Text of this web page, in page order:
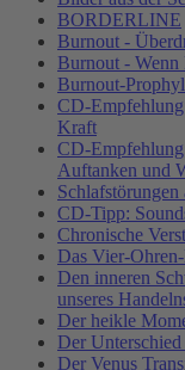
BORDERLINE
Burnout -
Burnout - Wenn
Burnout-
CD-
Kraft
CD-
Auftanken und
Schlafstörungen
CD-Tipp:
Chronische
Das Vier-
Den inneren
unseres
Der heikle
Der
Der Venus